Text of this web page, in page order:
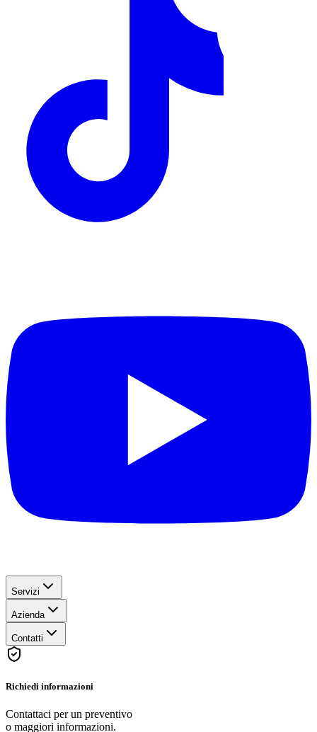
Servizi
Azienda
Contatti
Richiedi informazioni
Contattaci per un preventivo
o maggiori informazioni.